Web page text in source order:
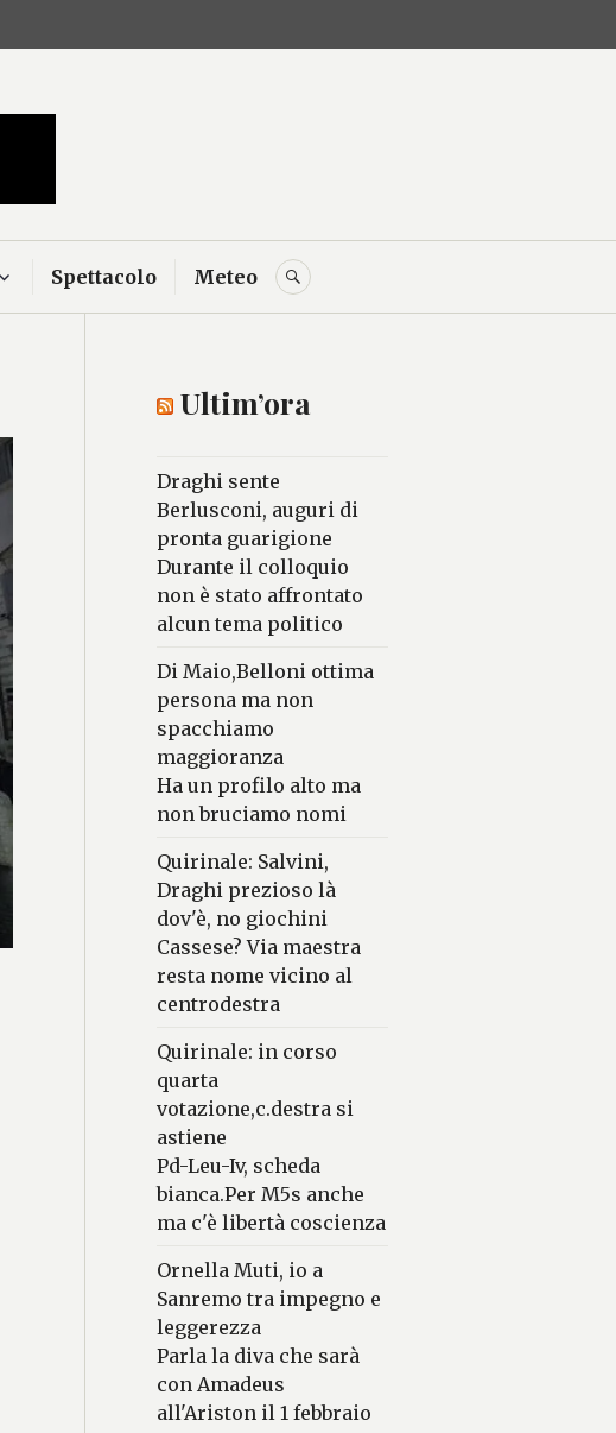
Spettacolo Meteo CERCA
Ultim’ora
Draghi sente
Berlusconi, auguri di
pronta guarigione
Durante il colloquio
non è stato affrontato
alcun tema politico
Di Maio,Belloni ottima
persona ma non
spacchiamo
maggioranza
Ha un profilo alto ma
non bruciamo nomi
Quirinale: Salvini,
Draghi prezioso là
dov'è, no giochini
Cassese? Via maestra
resta nome vicino al
centrodestra
Quirinale: in corso
quarta
votazione,c.destra si
astiene
Pd-Leu-Iv, scheda
bianca.Per M5s anche
ma c'è libertà coscienza
Ornella Muti, io a
Sanremo tra impegno e
leggerezza
Parla la diva che sarà
con Amadeus
all'Ariston il 1 febbraio